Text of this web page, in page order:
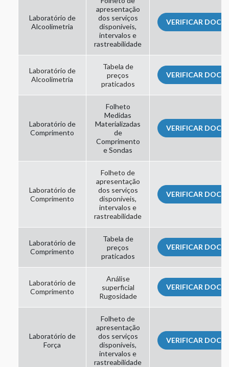
Laboratório de
Alcoolimetria
apresentação
dos serviços
disponíveis,
intervalos e
rastreabilidade
VERIFICAR
Laboratório de
Alcoolimetria
Tabela de
preços
praticados
VERIFICAR
Laboratório de
Comprimento
Folheto
Medidas
Materializadas
de
Comprimento
e Sondas
VERIFICAR
Laboratório de
Comprimento
Folheto de
apresentação
dos serviços
disponíveis,
intervalos e
rastreabilidade
VERIFICAR
Laboratório de
Comprimento
Tabela de
preços
praticados
VERIFICAR
Laboratório de
Comprimento
Análise
superficial
Rugosidade
VERIFICAR
Laboratório de
Força
Folheto de
apresentação
dos serviços
disponíveis,
intervalos e
rastreabilidade
VERIFICAR